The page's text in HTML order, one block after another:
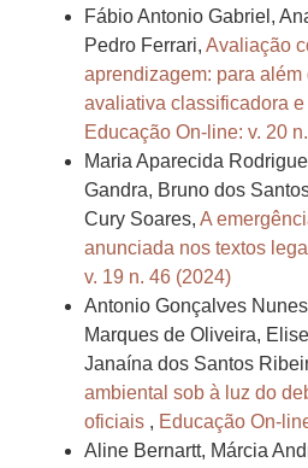
Fábio Antonio Gabriel,
Pedro Ferrari, Avaliação
aprendizagem: para além
avaliativa classificadora
Educação On-line: v. 20
Maria Aparecida
Gandra, Bruno dos
Cury Soares, A
anunciada nos textos
v. 19 n. 46 (2024)
Antonio Gonçalves
Marques de Oliveira,
Janaína dos Santos
ambiental sob à luz do
oficiais , Educação On-
Aline Bernartt, Márcia